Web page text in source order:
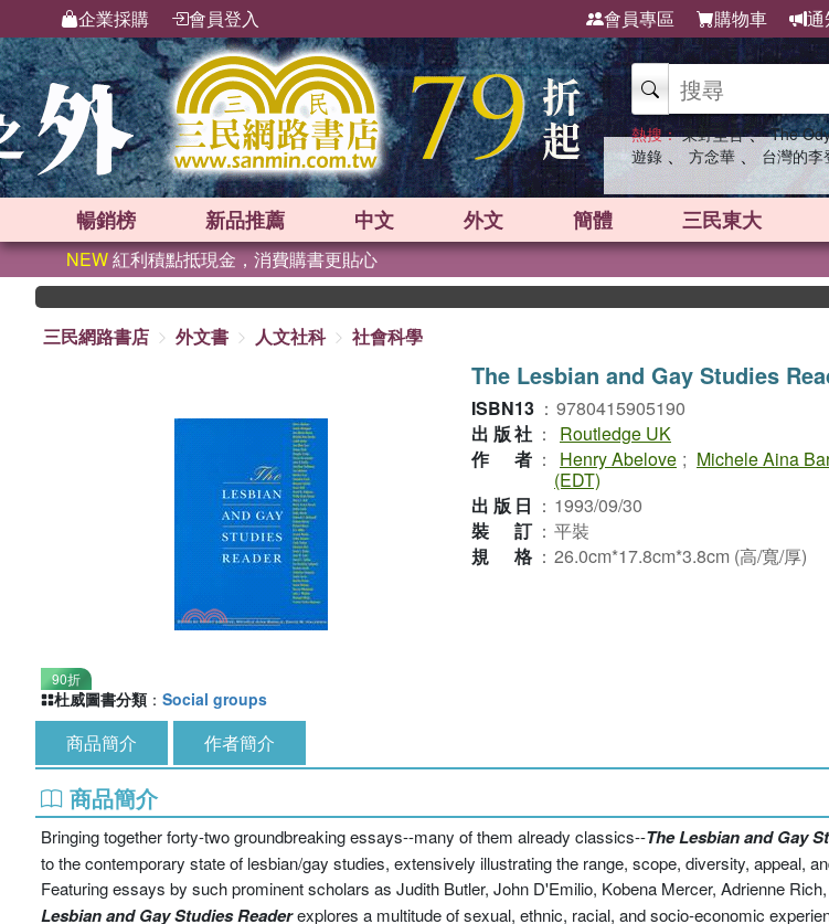
企業採購 會員登入 會員專區 購物車 通
熱搜： 東野圭吾 、 The
遊錄 、 方念華 、 台灣的李
暢銷榜 新品推薦 中文 外文 簡體 三民東大
NEW紅利積點抵現金，消費購書更貼心
三民網路書店
外文書 人文社科 社會科學
90折
The Lesbian and Gay Studies
ISBN13 ： 9780415905190
出版社 ：
Routledge UK
作者 ： Henry Abelove ; Michele Aina
(EDT)
出版日 ： 1993/09/30
裝訂 ： 平裝
規格 ： 26.0cm*17.8cm*3.8cm (高/寬/厚)
杜威圖書分類 ： Social groups
商品簡介 作者簡介
商品簡介
Bringing together forty-two groundbreaking essays--many of them already classics--The Lesbian and Gay
to the contemporary state of lesbian/gay studies, extensively illustrating the range, scope, diversity, appeal,
Featuring essays by such prominent scholars as Judith Butler, John D'Emilio, Kobena Mercer, Adrienne
Lesbian and Gay Studies Readerexplores a multitude of sexual, ethnic, racial, and socio-economic